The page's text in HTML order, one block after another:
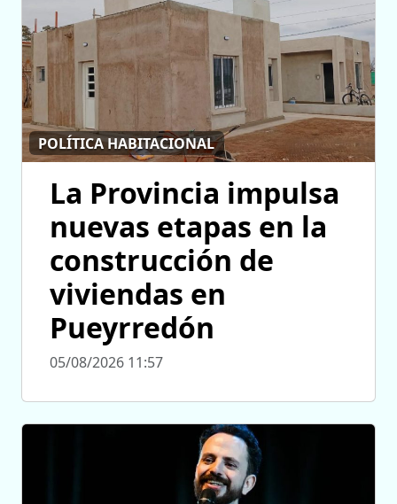
POLÍTICA HABITACIONAL
La Provincia impulsa
nuevas etapas en la
construcción de
viviendas en
Pueyrredón
05/08/2026 11:57